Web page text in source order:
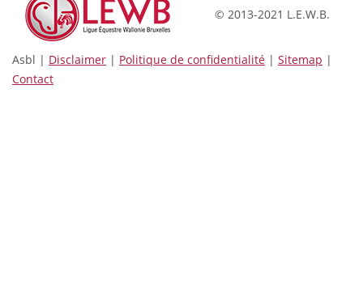
© 2013-2021 L.E.W.B.
Asbl | Disclaimer | Politique de confidentialité | Sitemap |
Contact